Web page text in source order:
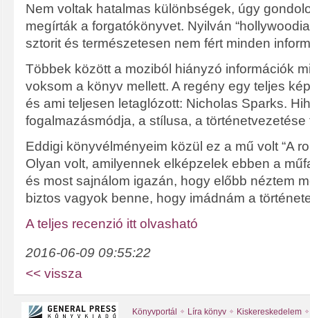
Nem voltak hatalmas különbségek, úgy
megírták a forgatókönyvet. Nyilván
sztorit és természetesen nem fért minden
Többek között a moziból hiányzó információk
voksom a könyv mellett. A regény egy teljes
és ami teljesen letaglózott: Nicholas Sparks.
fogalmazásmódja, a stílusa, a történetvezetése
Eddigi könyvélményeim közül ez a mű volt “A
Olyan volt, amilyennek elképzelek ebben a
és most sajnálom igazán, hogy előbb néztem
biztos vagyok benne, hogy imádnám a
A teljes recenzió itt olvasható
2016-06-09 09:55:22
<< vissza
Könyvportál Líra könyv Kiskereskedelem